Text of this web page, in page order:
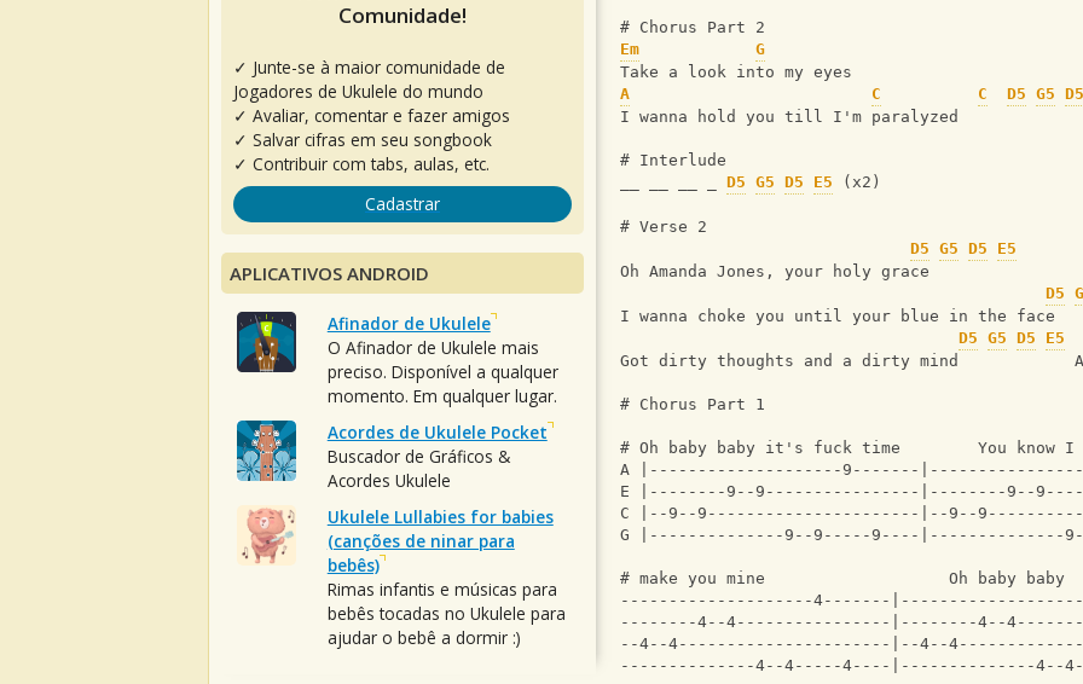
# Chorus Part 2
Em
G
Take a look into my eyes
A
C C D5 G5 D5
I wanna hold you till I'm paralyzed
# Interlude
D5 G5 D5 E5 (x2)
# Verse 2
D5 G5 D5
E5
Oh Amanda Jones, your holy grace
D5
I wanna choke you until your blue in the face
D5 G5 D5
E5
Got dirty thoughts and a dirty mind
# Chorus Part 1
# Oh baby baby it's fuck time        You know I
A |--------------------9-------
E |--------9--9----------------|--------9--
C |--9--9----------------------|--9--
G |--------------9--9-----9----|--------------
# make you mine                   Oh baby baby
--------------------4-------
--------4--4----------------|--------4--
--4--4----------------------|--4--
--------------4--4-----4----|--------------4--
Comunidade!
✓ Junte-se à maior comunidade de
Jogadores de Ukulele do mundo
✓ Avaliar, comentar e fazer amigos
✓ Salvar cifras em seu songbook
✓ Contribuir com tabs, aulas, etc.
Cadastrar
APLICATIVOS ANDROID
Afinador de Ukulele
O Afinador de Ukulele mais
preciso. Disponível a qualquer
momento. Em qualquer lugar.
Acordes de Ukulele Pocket
Buscador de Gráficos &
Acordes Ukulele
Ukulele Lullabies for babies
(canções de ninar para
bebês)
Rimas infantis e músicas para
bebês tocadas no Ukulele para
ajudar o bebê a dormir :)